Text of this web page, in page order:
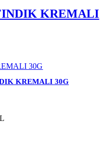
KREMALI
KREMALI 30G